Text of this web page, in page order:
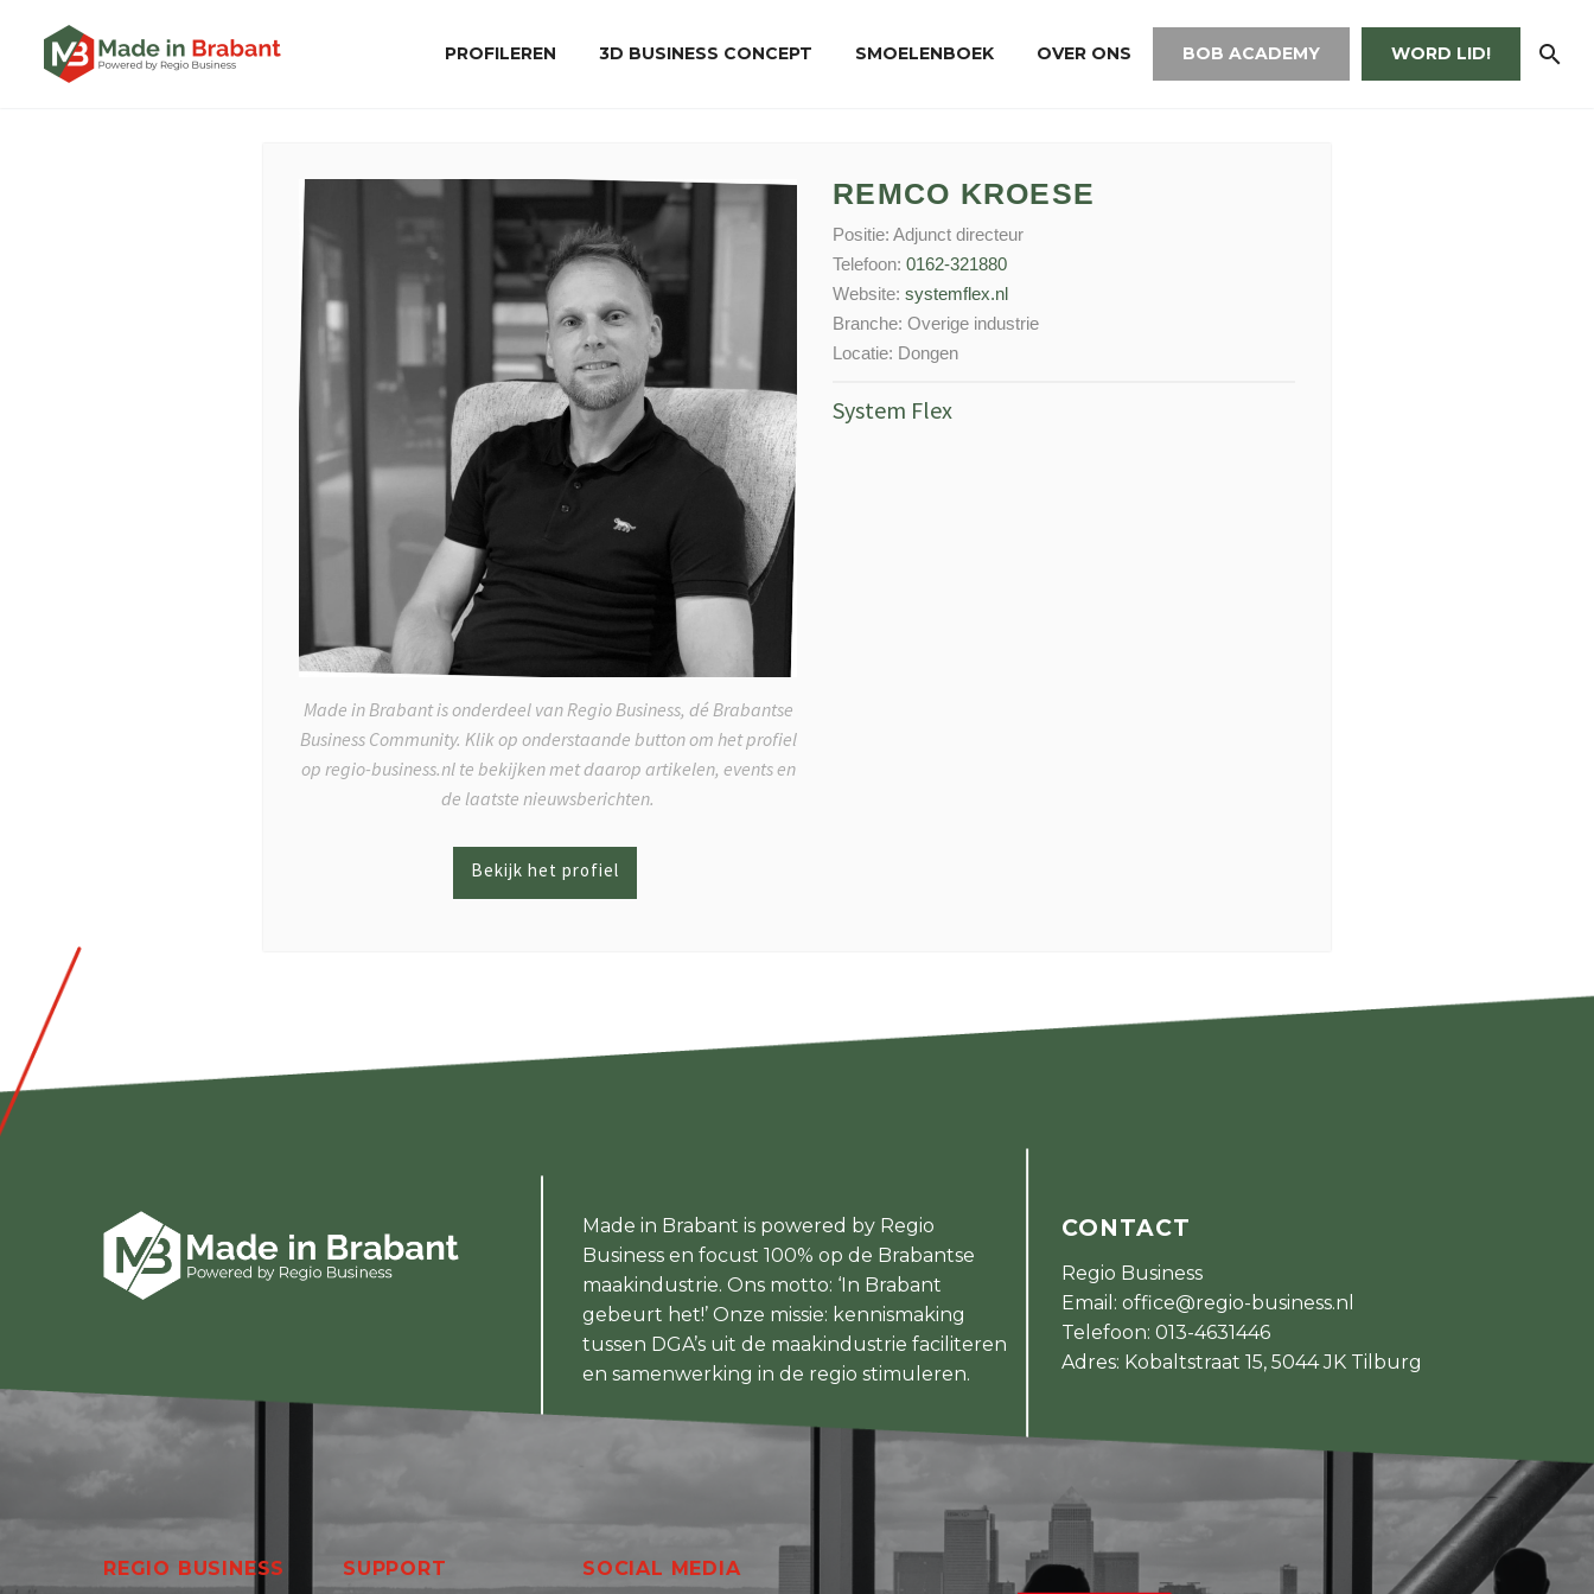
PROFILEREN 3D BUSINESS CONCEPT SMOELENBOEK OVER ONS BOB ACADEMY WORD LID!
Made in Brabant is onderdeel van Regio Business, dé Brabantse
Business Community. Klik op onderstaande button om het profiel
op regio-business.nl te bekijken met daarop artikelen, events en
de laatste nieuwsberichten.
REMCO KROESE
Positie: Adjunct directeur
Telefoon: 0162-321880
Website: systemflex.nl
Branche: Overige industrie
Locatie: Dongen
System Flex
Made in Brabant is powered by Regio
Business en focust 100% op de Brabantse
maakindustrie. Ons motto: ‘In Brabant
gebeurt het!’ Onze missie: kennismaking
tussen DGA’s uit de maakindustrie faciliteren
en samenwerking in de regio stimuleren.
CONTACT
Regio Business
Email: office@regio-business.nl
Telefoon: 013-4631446
Adres: Kobaltstraat 15, 5044 JK Tilburg
REGIO BUSINESS SUPPORT SOCIAL MEDIA